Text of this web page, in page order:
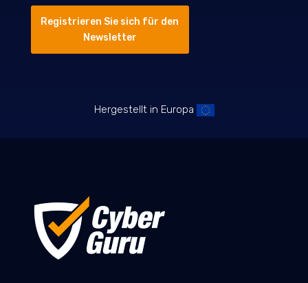
Registrieren Sie sich für den
Newsletter
Hergestellt in Europa